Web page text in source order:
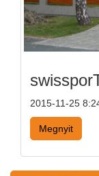
2015-11-25
Megnyit